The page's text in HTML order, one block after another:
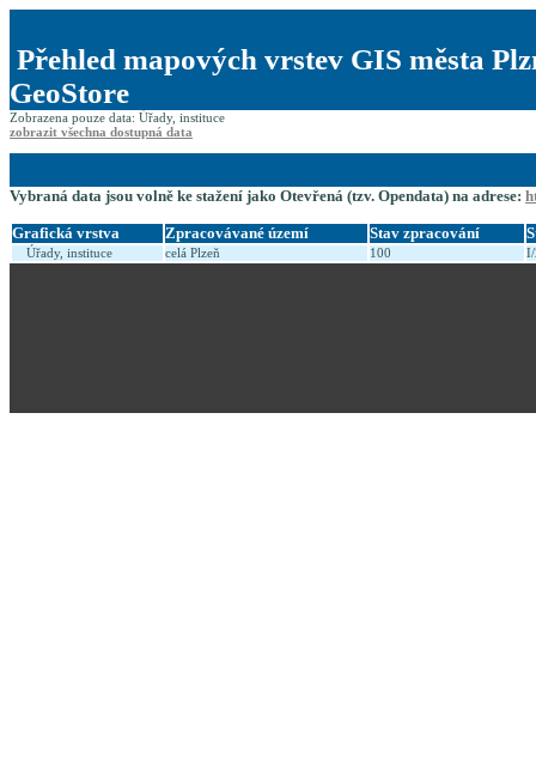
Přehled mapových vrstev GIS města
GeoStore
Zobrazena pouze data: Úřady, instituce
zobrazit všechna dostupná data
Vybraná data jsou volně ke stažení jako Otevřená (tzv. Opendata) na adrese:
Grafická vrstva Zpracovávané území Stav zpracování
Úřady, instituce celá Plzeň 100